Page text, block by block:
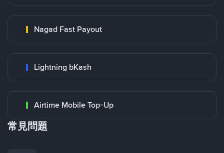
Nagad Fast Payout
Lightning bKash
Airtime Mobile Top-Up
常見問題